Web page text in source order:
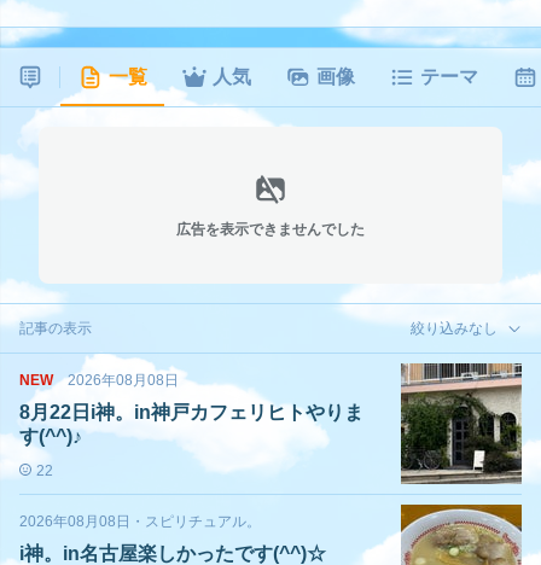
一覧 人気 画像 テーマ
広告を表示できませんでした
記事の表示 絞り込みなし
NEW 2026年08月08日
8月22日i神。in神戸カフェリヒトやりま
す(^^)♪
22
2026年08月08日 ・ スピリチュアル。
i神。in名古屋楽しかったです(^^)☆